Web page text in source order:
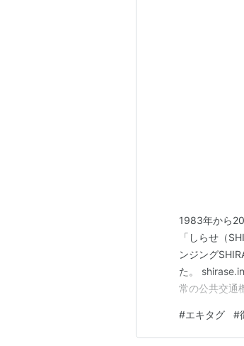
南極観測：第1次〜第
主機械：ディーゼル
速力：13knt
砕氷能力：1m
ただし宗谷によ
1983年から
「しらせ（
ンジング
た。
常の公共交通
前には大型店
習志野駅 エ
#エキタグ #